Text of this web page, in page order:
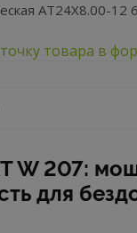
AT24X8.00-12
товара в
W 207:
для